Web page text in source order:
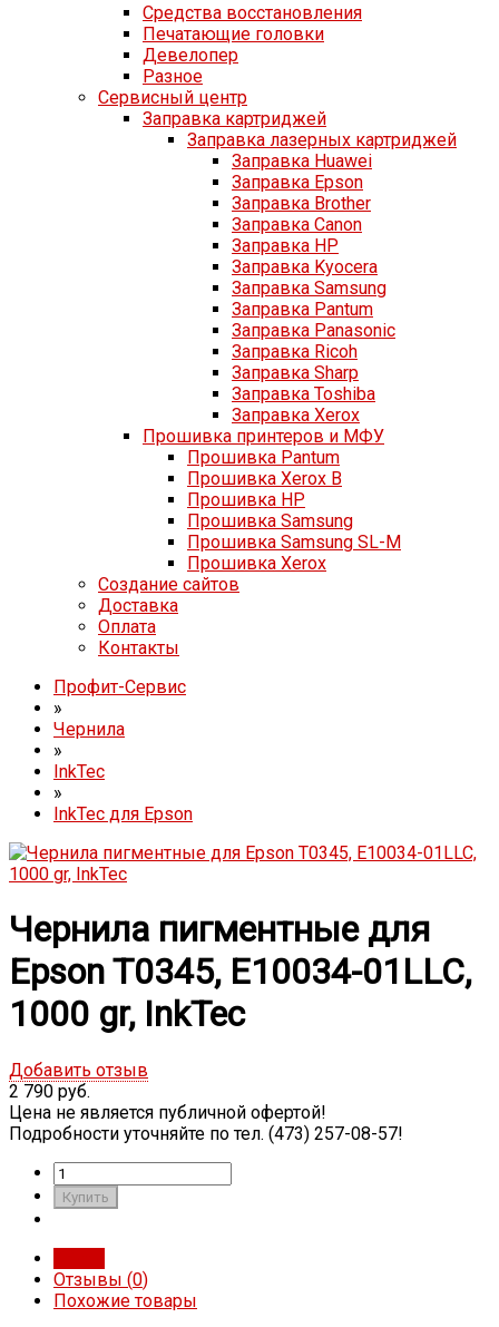
Средства восстановления
Печатающие головки
Девелопер
Разное
Сервисный центр
Заправка картриджей
Заправка лазерных картриджей
Заправка Huawei
Заправка Epson
Заправка Brother
Заправка Canon
Заправка HP
Заправка Kyocera
Заправка Samsung
Заправка Pantum
Заправка Panasonic
Заправка Ricoh
Заправка Sharp
Заправка Toshiba
Заправка Xerox
Прошивка принтеров и МФУ
Прошивка Pantum
Прошивка Xerox B
Прошивка HP
Прошивка Samsung
Прошивка Samsung SL-M
Прошивка Xerox
Создание сайтов
Доставка
Оплата
Контакты
Профит-Сервис
»
Чернила
»
InkTec
»
InkTec для Epson
Чернила пигментные для
Epson T0345, E10034-01LLC,
1000 gr, InkTec
Добавить отзыв
2 790 руб.
Цена не является публичной офертой!
Подробности уточняйте по тел. (473) 257-08-57!
Отзывы (0)
Похожие товары